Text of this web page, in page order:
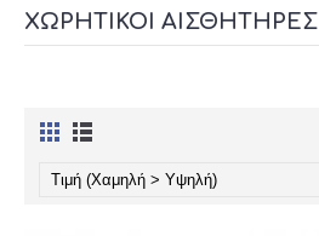
ΧΩΡΗΤΙΚΟΊ ΑΙΣΘΗΤΉΡΕΣ